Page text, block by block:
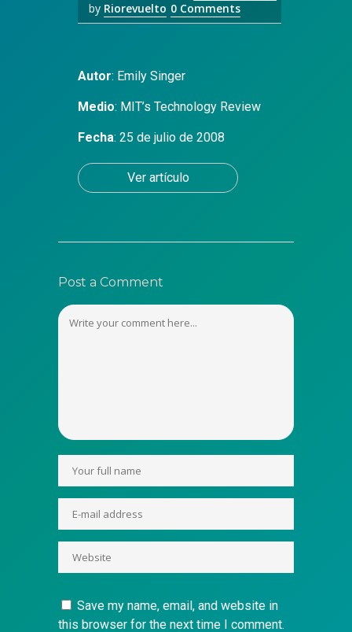
by Riorevuelto 0 Comments
Autor: Emily Singer
Medio: MIT’s Technology Review
Fecha: 25 de julio de 2008
Ver artículo
Post a Comment
Save my name, email, and website in
this browser for the next time I comment.